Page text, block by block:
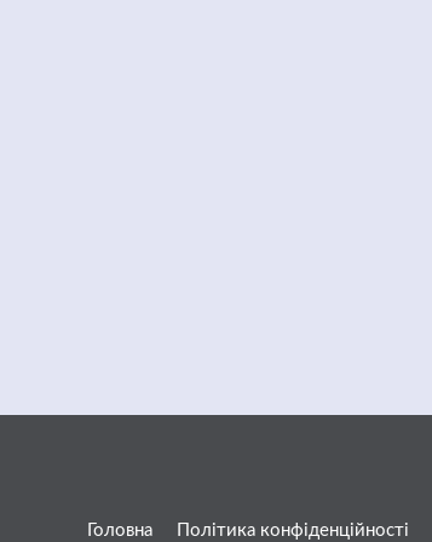
Головна Політика конфіденційності